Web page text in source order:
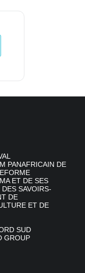
PANAFRICAIN DE
ET DE SES
SAVOIRS-
DE
ET DE
SUD
GROUP